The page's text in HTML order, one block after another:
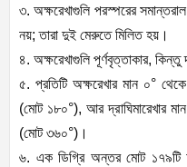
৩. অক্ষরেখাগুলি পরস্পরের
নয়; তারা দুই মেরুতে মিলিত হয়।
৪. অক্ষরেখাগুলি পূর্ণবৃত্তাকার, কিন্তু
৫. প্রতিটি অক্ষরেখার মান ০°
(মোট ১৮০°), আর দ্রাঘিমারেখার
(মোট ৩৬০°)।
৬. এক ডিগ্রি অন্তর মোট ১৭৯টি